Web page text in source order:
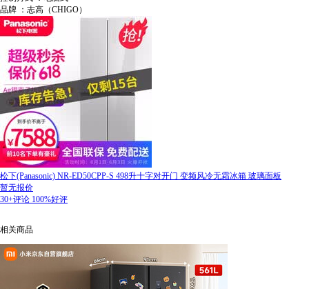
品牌 ：志高（CHIGO）
松下(Panasonic) NR-ED50CPP-S 498升十字对开门 变频风冷无霜冰箱 玻璃面板
暂无报价
30+评论 100%好评
相关商品